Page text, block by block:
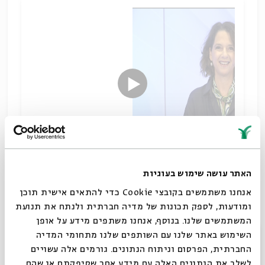
האתר עושה שימוש בעוגיות
אנחנו משתמשים בקובצי Cookie כדי להתאים אישית תוכן
ומודעות, לספק תכונות של מדיה חברתית ולנתח את תנועת
המשתמשים שלנו. בנוסף, אנחנו משתפים מידע על אופן
השימוש באתר שלנו עם השותפים שלנו מתחומי המדיה
החברתית, הפרסום וניתוח הנתונים. גורמים אלה עשויים
בסוד המצוות
רואי ביטי
סגור